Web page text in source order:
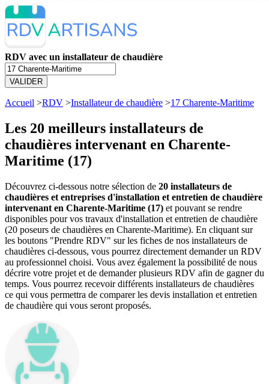
RDV avec un installateur de chaudière
VALIDER
Accueil >RDV >Installateur de chaudière >17 Charente-Maritime
Les 20 meilleurs installateurs de
chaudières intervenant en Charente-
Maritime (17)
Découvrez ci-dessous notre sélection de 20 installateurs de
chaudières et entreprises d'installation et entretien de chaudière
intervenant en Charente-Maritime (17) et pouvant se rendre
disponibles pour vos travaux d'installation et entretien de chaudière
(20 poseurs de chaudières en Charente-Maritime). En cliquant sur
les boutons "Prendre RDV" sur les fiches de nos installateurs de
chaudières ci-dessous, vous pourrez directement demander un RDV
au professionnel choisi. Vous avez également la possibilité de nous
décrire votre projet et de demander plusieurs RDV afin de gagner du
temps. Vous pourrez recevoir différents installateurs de chaudières
ce qui vous permettra de comparer les devis installation et entretien
de chaudière qui vous seront proposés.